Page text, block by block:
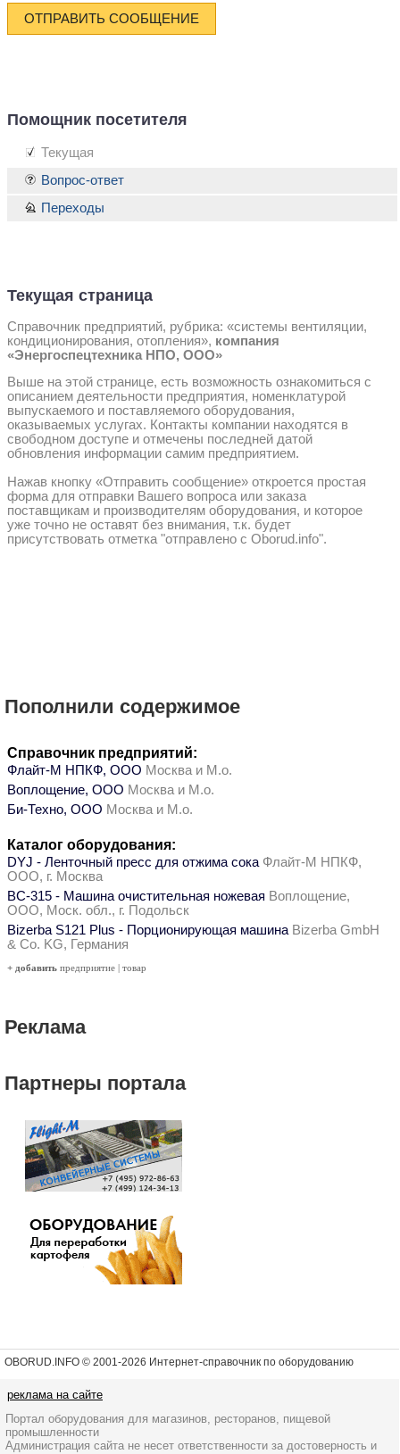
ОТПРАВИТЬ СООБЩЕНИЕ
Помощник посетителя
Текущая
Текущая страница
Справочник предприятий, рубрика: «системы вентиляции,
кондиционирования, отопления», компания
«Энергоспецтехника НПО, ООО»
Выше на этой странице, есть возможность ознакомиться с
описанием деятельности предприятия, номенклатурой
выпускаемого и поставляемого оборудования,
оказываемых услугах. Контакты компании находятся в
свободном доступе и отмечены последней датой
обновления информации самим предприятием.
Нажав кнопку «Отправить сообщение» откроется простая
форма для отправки Вашего вопроса или заказа
поставщикам и производителям оборудования, и которое
уже точно не оставят без внимания, т.к. будет
присутствовать отметка "отправлено с Oborud.info".
Вопрос-ответ
Переходы
Пополнили содержимое
Справочник предприятий:
Флайт-М НПКФ, ООО Москва и М.о.
Воплощение, ООО Москва и М.о.
Би-Техно, ООО Москва и М.о.
Каталог оборудования:
DYJ - Ленточный пресс для отжима сока Флайт-М НПКФ,
ООО, г. Москва
ВС-315 - Машина очистительная ножевая Воплощение,
ООО, Моск. обл., г. Подольск
Bizerba S121 Plus - Порционирующая машина Bizerba GmbH
& Co. KG, Германия
+ добавить предприятие | товар
Реклама
Партнеры портала
OBORUD.INFO © 2001-2026 Интернет-справочник по оборудованию
реклама на сайте
Портал оборудования для магазинов, ресторанов, пищевой
промышленности
Администрация сайта не несет ответственности за достоверность и